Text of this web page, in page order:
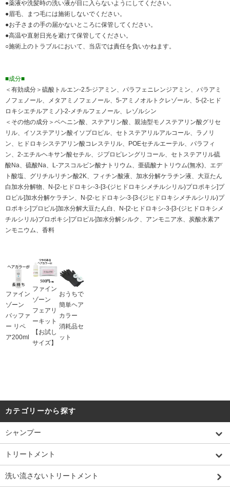
●薬液や洗髪時の洗い液が目に入らないようにしてください。
●眉毛、まつ毛には施術しないでください。
●お子さまの手の届かないところに保管してください。
●高温や直射日光を避けて保管してください。
○施術上のトラブルにおいて、当店では責任を負いかねます。
■成分■
＜有効成分＞硫酸トルエン-2.5-ジアミン、パラフェニレンジアミン、パラアミ
ノフェノール、メタアミノフェノール、5-アミノオルトクレゾール、5-(2-ヒド
ロキシエチルアミノ)-2-メチルフェノール、レゾルシン
＜その他の成分＞ベヘニン酸、ステアリン酸、親油型モノステアリン酸グリセ
リル、イソステアリン酸イソプロピル、セトステアリルアルコール、ラノリ
ン、ヒドロキシステアリン酸コレステリル、POEセチルエーテル、パラフィ
ン、2-エチルヘキサン酸セチル、ジプロピレングリコール、セトステアリル硫
酸Na、硫酸Na、L-アスコルビン酸ナトリウム、亜硫酸ナトリウム(無水)、エデ
ト酸塩、グリチルリチン酸2K、フィチン酸液、加水分解ケラチン液、大豆たん
白加水分解物、N-[2-ヒドロキシ-3-[3-(ジヒドロキシメチルシリル)プロポキシ]プ
ロピル]加水分解ケラチン、N-[2-ヒドロキシ-3-[3-(ジヒドロキシメチルシリル)プ
ロポキシ]プロピル]加水分解大豆たん白、N-[2-ヒドロキシ-3-[3-(ジヒドロキシメ
チルシリル)プロポキシ]プロピル]加水分解シルク、アンモニア水、炭酸水素ア
ンモニウム、香料
ファイン
ゾーン
バッファ
ー リペ
ア200ml
ファイン
ゾーン
フェアリ
ーキット
【お試し
サイズ】
おうちで
簡単ヘア
カラー
消耗品セ
ット
カテゴリーから探す
シャンプー
トリートメント
洗い流さないトリートメント